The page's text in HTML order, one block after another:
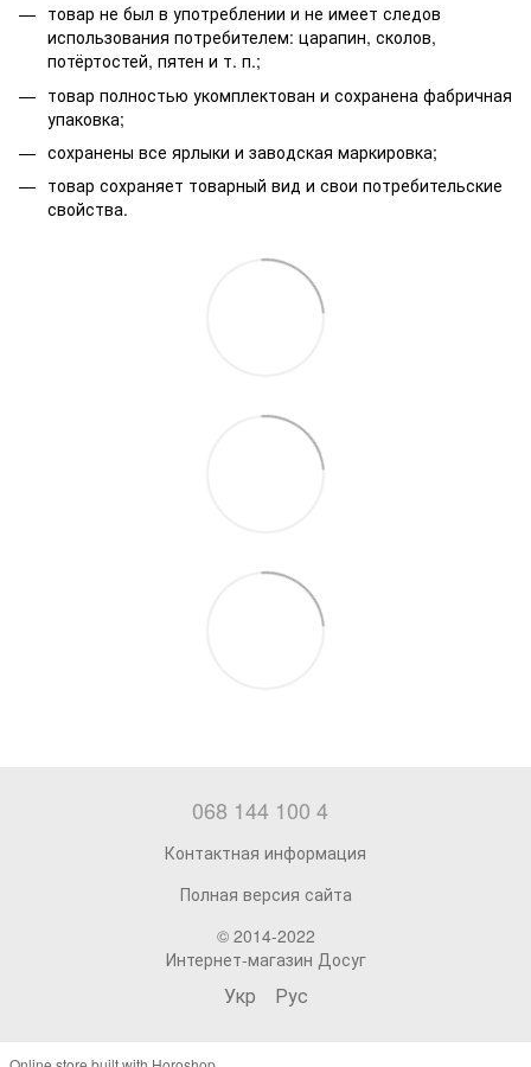
товар не был в употреблении и не имеет следов
использования потребителем: царапин, сколов,
потёртостей, пятен и т. п.;
товар полностью укомплектован и сохранена фабричная
упаковка;
сохранены все ярлыки и заводская маркировка;
товар сохраняет товарный вид и свои потребительские
свойства.
068 144 100 4
Контактная информация
Полная версия сайта
© 2014-2022
Интернет-магазин Досуг
Укр Рус